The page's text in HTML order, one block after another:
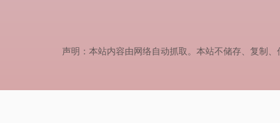
声明：本站内容由网络自动抓取。本站不储存、复制